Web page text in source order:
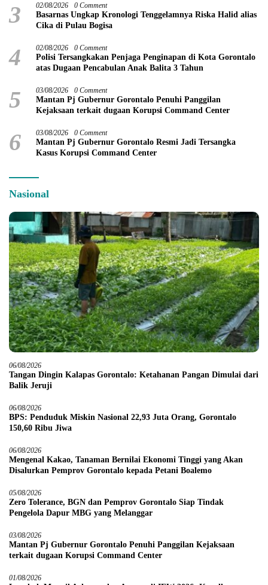
3 02/08/2026 0 Comment
Basarnas Ungkap Kronologi Tenggelamnya Riska Halid alias
Cika di Pulau Bogisa
4 02/08/2026 0 Comment
Polisi Tersangkakan Penjaga Penginapan di Kota Gorontalo
atas Dugaan Pencabulan Anak Balita 3 Tahun
5 03/08/2026 0 Comment
Mantan Pj Gubernur Gorontalo Penuhi Panggilan
Kejaksaan terkait dugaan Korupsi Command Center
6 03/08/2026 0 Comment
Mantan Pj Gubernur Gorontalo Resmi Jadi Tersangka
Kasus Korupsi Command Center
Nasional
06/08/2026
Tangan Dingin Kalapas Gorontalo: Ketahanan Pangan Dimulai dari
Balik Jeruji
06/08/2026
BPS: Penduduk Miskin Nasional 22,93 Juta Orang, Gorontalo
150,60 Ribu Jiwa
06/08/2026
Mengenal Kakao, Tanaman Bernilai Ekonomi Tinggi yang Akan
Disalurkan Pemprov Gorontalo kepada Petani Boalemo
05/08/2026
Zero Tolerance, BGN dan Pemprov Gorontalo Siap Tindak
Pengelola Dapur MBG yang Melanggar
03/08/2026
Mantan Pj Gubernur Gorontalo Penuhi Panggilan Kejaksaan
terkait dugaan Korupsi Command Center
01/08/2026